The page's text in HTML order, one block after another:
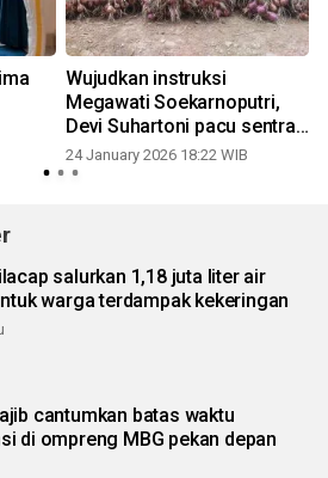
Wujudkan instruksi
Megawati Soekarnoputri,
Devi Suhartoni pacu sentra
bawang merah di Musi
Rawas Utara
24 January 2026 18:22 WIB
salurkan 1,18 juta liter air
warga terdampak kekeringan
cantumkan batas waktu
di ompreng MBG pekan depan